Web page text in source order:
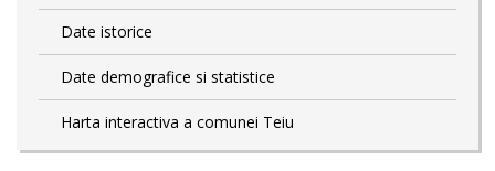
Date istorice
Date demografice si statistice
Harta interactiva a comunei Teiu